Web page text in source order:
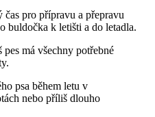
čas pro přípravu a přepravu
buldočka k letišti a do letadla.
má všechny potřebné
psa během letu v
nebo příliš dlouho